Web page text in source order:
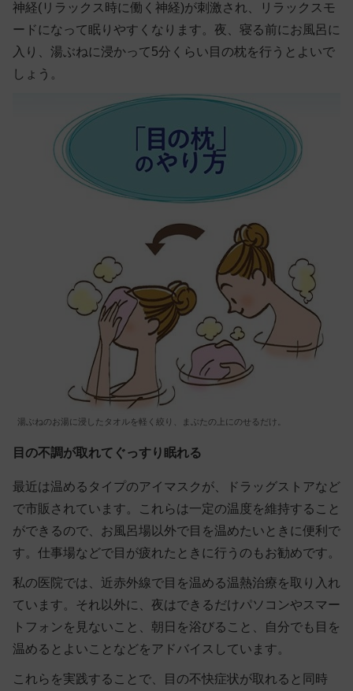
神経(リラックス時に働く神経)が刺激され、
リラックスモ
ードになって眠りやすくなります。夜、寝る前にお風呂に
入り、湯ぶねに浸かって5分くらい目の枕を行うとよいで
しょう。
湯ぶねのお湯に浸したタオルを軽く絞り、まぶたの上にのせるだけ。
目の不調が取れてぐっすり眠れる
最近は温めるタイプのアイマスクが、ドラッグストアなど
で市販されています。これらは一定の温度を維持すること
ができるので、お風呂場以外で目を温めたいときに便利で
す。仕事場などで目が疲れたときに行うのもお勧めです。
私の医院では、近赤外線で目を温める温熱治療を取り入れ
ています。それ以外に、夜はできるだけパソコンやスマー
トフォンを見ないこと、朝日を浴びること、自分でも目を
温めるとよいことなどをアドバイスしています。
これらを実践することで、
目の不快症状が取れると同時